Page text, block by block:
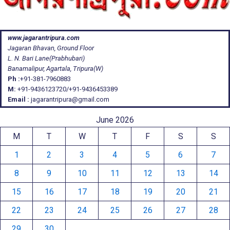
www.jagarantripura.com
Jagaran Bhavan, Ground Floor
L. N. Bari Lane(Prabhubari)
Banamalipur, Agartala, Tripura(W)
Ph :+91-381-7960883
M: +91-9436123720/+91-9436453389
Email : jagarantripura@gmail.com
June 2026
M
T W T F S
S
1
2 3 4 5 6
7
8
9 10 11 12 13
14
15
16 17 18 19 20
21
22
23 24 25 26 27
28